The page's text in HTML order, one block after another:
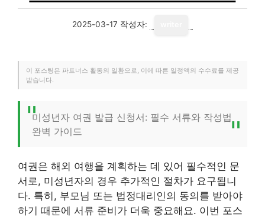
2025-03-17 작성자:
이 포스팅은 파트너스 활동의 일환으로, 이에 따른 일정액의 수수료를 제공
받습니다.
미성년자 여권 발급 신청서: 필수 서류와 작성법
완벽 가이드
여권은 해외 여행을 계획하는 데 있어 필수적인 문
서로, 미성년자의 경우 추가적인 절차가 요구됩니
다. 특히, 부모님 또는 법정대리인의 동의를 받아야
하기 때문에 서류 준비가 더욱 중요해요. 이번 포스